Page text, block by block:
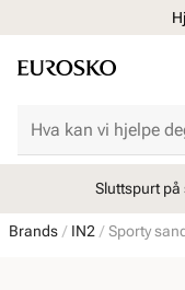
Sluttspurt på
Brands IN2 Sporty